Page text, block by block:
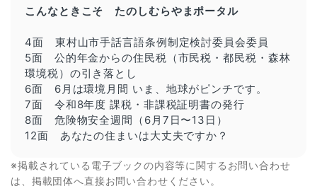
こんなときこそ たのしむらやまポータル
4面 東村山市手話言語条例制定検討委員会委員
5面 公的年金からの住民税（市民税・都民税・森林
環境税）の引き落とし
6面 6月は環境月間 いま、地球がピンチです。
7面 令和8年度 課税・非課税証明書の発行
8面 危険物安全週間（6月7日〜13日）
12面 あなたの住まいは大丈夫ですか？
※掲載されている電子ブックの内容等に関するお問い合わせ
は、掲載団体へ直接お問い合わせください。